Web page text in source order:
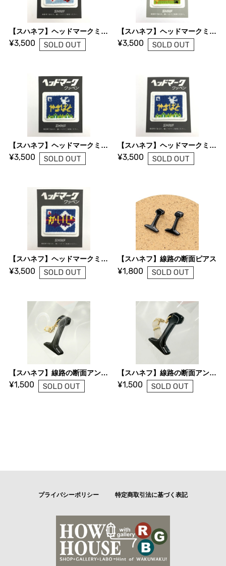
【スハネフ】ヘッドマークミニワッペン（ひたち）
¥3,500 SOLD OUT
【スハネフ】ヘッドマークミニワッペン（いなほ）
¥3,500 SOLD OUT
【スハネフ】ヘッドマークミニワッペン（やまばと）A
¥3,500 SOLD OUT
【スハネフ】ヘッドマークミニワッペン（やまばと）B
¥3,500 SOLD OUT
【スハネフ】ヘッドマークミニワッペン（かいじ）
¥3,500 SOLD OUT
【スハネフ】線路の断面ピアス
¥1,800 SOLD OUT
【スハネフ】線路の断面アンブレラマーカー（持ち手用）
¥1,500 SOLD OUT
【スハネフ】線路の断面アンブレラマーカー（つゆ先用）
¥1,500 SOLD OUT
プライバシーポリシー 特定商取引法に基づく表記